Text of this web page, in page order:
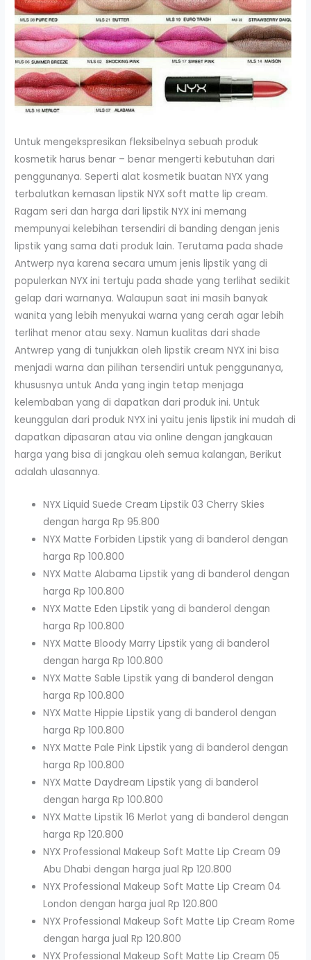
Untuk mengekspresikan fleksibelnya sebuah produk
kosmetik harus benar – benar mengerti kebutuhan dari
penggunanya. Seperti alat kosmetik buatan NYX yang
terbalutkan kemasan lipstik NYX soft matte lip cream.
Ragam seri dan harga dari lipstik NYX ini memang
mempunyai kelebihan tersendiri di banding dengan jenis
lipstik yang sama dati produk lain. Terutama pada shade
Antwerp nya karena secara umum jenis lipstik yang di
populerkan NYX ini tertuju pada shade yang terlihat sedikit
gelap dari warnanya. Walaupun saat ini masih banyak
wanita yang lebih menyukai warna yang cerah agar lebih
terlihat menor atau sexy. Namun kualitas dari shade
Antwrep yang di tunjukkan oleh lipstik cream NYX ini bisa
menjadi warna dan pilihan tersendiri untuk penggunanya,
khususnya untuk Anda yang ingin tetap menjaga
kelembaban yang di dapatkan dari produk ini. Untuk
keunggulan dari produk NYX ini yaitu jenis lipstik ini mudah di
dapatkan dipasaran atau via online dengan jangkauan
harga yang bisa di jangkau oleh semua kalangan, Berikut
adalah ulasannya.
NYX Liquid Suede Cream Lipstik 03 Cherry Skies
dengan harga Rp 95.800
NYX Matte Forbiden Lipstik yang di banderol dengan
harga Rp 100.800
NYX Matte Alabama Lipstik yang di banderol dengan
harga Rp 100.800
NYX Matte Eden Lipstik yang di banderol dengan
harga Rp 100.800
NYX Matte Bloody Marry Lipstik yang di banderol
dengan harga Rp 100.800
NYX Matte Sable Lipstik yang di banderol dengan
harga Rp 100.800
NYX Matte Hippie Lipstik yang di banderol dengan
harga Rp 100.800
NYX Matte Pale Pink Lipstik yang di banderol dengan
harga Rp 100.800
NYX Matte Daydream Lipstik yang di banderol
dengan harga Rp 100.800
NYX Matte Lipstik 16 Merlot yang di banderol dengan
harga Rp 120.800
NYX Professional Makeup Soft Matte Lip Cream 09
Abu Dhabi dengan harga jual Rp 120.800
NYX Professional Makeup Soft Matte Lip Cream 04
London dengan harga jual Rp 120.800
NYX Professional Makeup Soft Matte Lip Cream Rome
dengan harga jual Rp 120.800
NYX Professional Makeup Soft Matte Lip Cream 05